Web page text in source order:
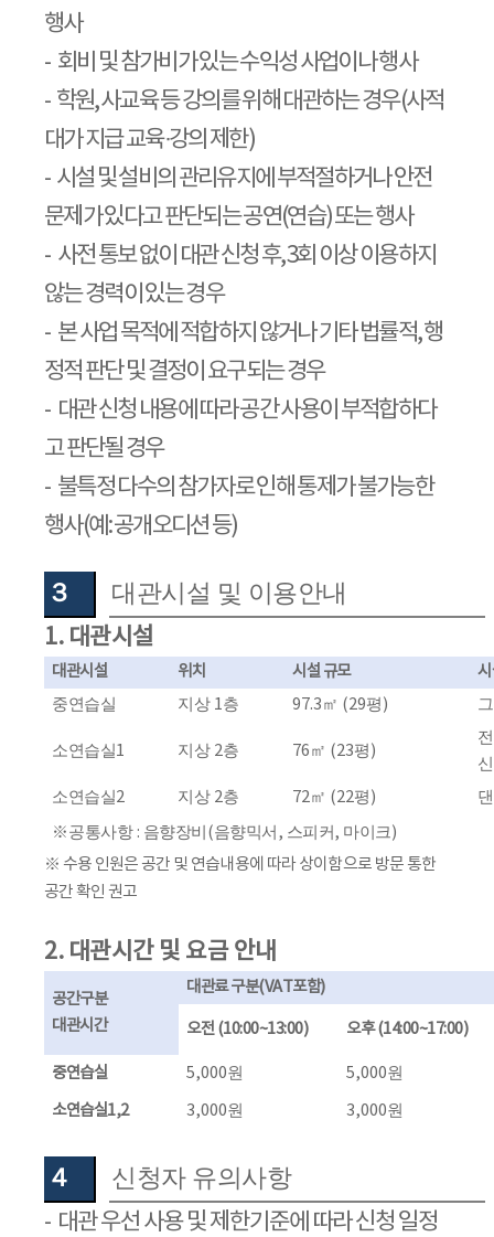
행사
- 회비 및 참가비가 있는 수익성 사업이나 행사
- 학원,사교육 등 강의를 위해 대관하는 경우(사적
대가 지급 교육·강의 제한)
- 시설 및 설비의 관리유지에 부적절하거나 안전
문제가 있다고 판단되는 공연(연습)또는 행사
- 사전 통보 없이 대관 신청 후, 3회 이상 이용하지
않는 경력이 있는 경우
- 본 사업 목적에 적합하지 않거나 기타 법률적,행
정적 판단 및 결정이 요구되는 경우
- 대관 신청 내용에 따라 공간 사용이 부적합하다
고 판단될 경우
- 불특정 다수의 참가자로 인해 통제가 불가능한
행사(예 :공개오디션 등)
３
대관시설 및 이용안내
1. 대관시설
대관시설 위치 시설 규모 시
중연습실 지상 1층 97.3㎡ (29평)
소연습실1 지상 2층 76㎡ (23평)
소연습실2 지상 2층 72㎡ (22평)
※공통사항 : 음향장비 (음향믹서 , 스피커, 마이크)
※ 수용 인원은 공간 및 연습내용에 따라 상이함으로 방문 통한
공간 확인 권고
2. 대관시간 및 요금 안내
공간구분
대관시간
대관료 구분(VAT포함)
오전(10:00~13:00) 오후(14:00~17:00)
중연습실 5,000원 5,000원
소연습실1,2 3,000원 3,000원
４
신청자 유의사항
- 대관 우선 사용 및 제한기준에 따라 신청 일정